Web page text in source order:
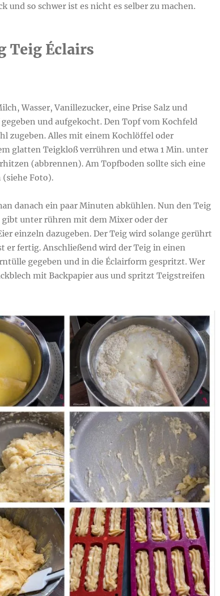
und so schwer ist es nicht es selber zu machen.
Teig Éclairs
Wasser, Vanillezucker, eine Prise Salz und
und aufgekocht. Den Topf vom Kochfeld
zugeben. Alles mit einem Kochlöffel oder
glatten Teigkloß verrühren und etwa 1 Min. unter
(abbrennen). Am Topfboden sollte sich eine
(siehe Foto).
danach ein paar Minuten abkühlen. Nun den Teig
gibt unter rühren mit dem Mixer oder der
einzeln dazugeben. Der Teig wird solange gerührt
er fertig. Anschließend wird der Teig in einen
gegeben und in die Éclairform gespritzt. Wer
mit Backpapier aus und spritzt Teigstreifen